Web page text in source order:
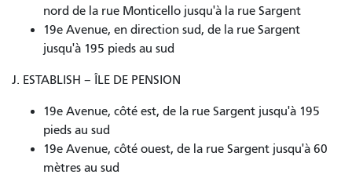
nord de la rue Monticello jusqu'à la rue Sargent
19e Avenue, en direction sud, de la rue Sargent
jusqu'à 195 pieds au sud
J. ESTABLISH – ÎLE DE PENSION
19e Avenue, côté est, de la rue Sargent jusqu'à 195
pieds au sud
19e Avenue, côté ouest, de la rue Sargent jusqu'à 60
mètres au sud